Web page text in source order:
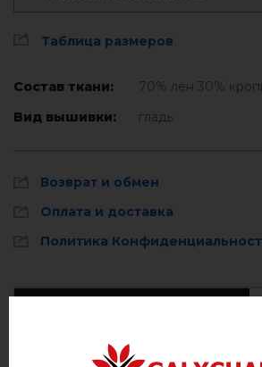
Таблица размеров
Состав ткани:
70% лен 30%
Вид вышивки:
гладь
Возврат и обмен
Оплата и доставка
Политика